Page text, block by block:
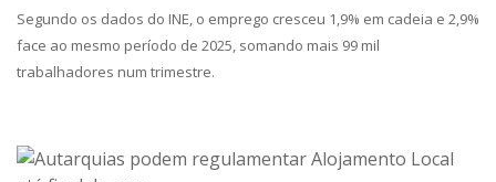
Segundo os dados do INE, o emprego cresceu 1,9% em cadeia e 2,9%
face ao mesmo período de 2025, somando mais 99 mil
trabalhadores num trimestre.